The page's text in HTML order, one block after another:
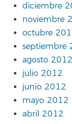
diciembre
noviembre
octubre
septiembre
agosto 2012
julio 2012
junio 2012
mayo 2012
abril 2012